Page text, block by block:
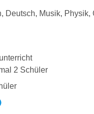
Deutsch, Musik,
2 Schüler